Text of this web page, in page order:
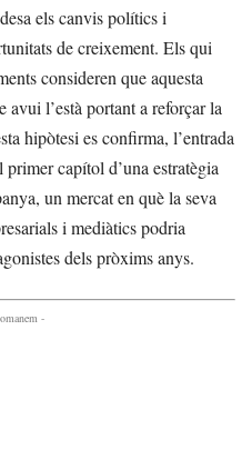
els canvis polítics i
de creixement. Els qui
consideren que aquesta
avui l’està portant a reforçar la
hipòtesi es confirma, l’entrada
capítol d’una estratègia
un mercat en què la seva
i mediàtics podria
dels pròxims anys.
-